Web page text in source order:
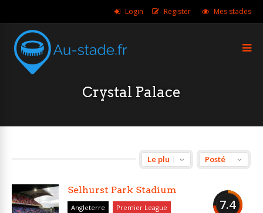
Login Register Mes stades
Crystal Palace
7.4
Selhurst Park Stadium
Angleterre Premier League